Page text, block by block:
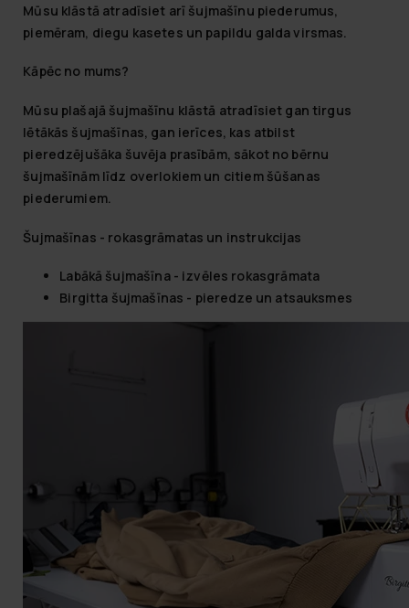
Mūsu klāstā atradīsiet arī šujmašīnu piederumus,
piemēram, diegu kasetes un papildu galda virsmas.
Kāpēc no mums?
Mūsu plašajā šujmašīnu klāstā atradīsiet gan tirgus
lētākās šujmašīnas, gan ierīces, kas atbilst
pieredzējušāka šuvēja prasībām, sākot no bērnu
šujmašīnām līdz overlokiem un citiem šūšanas
piederumiem.
Šujmašīnas - rokasgrāmatas un instrukcijas
Labākā šujmašīna - izvēles rokasgrāmata
Birgitta šujmašīnas - pieredze un atsauksmes